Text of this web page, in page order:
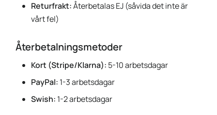
Returfrakt:Återbetalas EJ (såvida det inte är
vårt fel)
Återbetalningsmetoder
Kort (Stripe/Klarna): 5-10 arbetsdagar
PayPal: 1-3 arbetsdagar
Swish: 1-2 arbetsdagar